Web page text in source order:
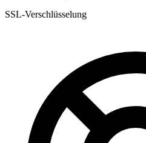
SSL-Verschlüsselung